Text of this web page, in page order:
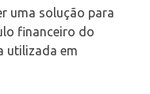
uma solução para
financeiro do
utilizada em